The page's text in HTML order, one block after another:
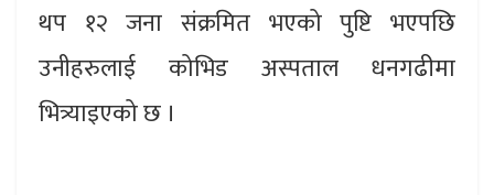
थप १२ जना संक्रमित भएको पुष्टि भएपछि
उनीहरुलाई कोभिड अस्पताल धनगढीमा
भित्र्याइएको छ ।